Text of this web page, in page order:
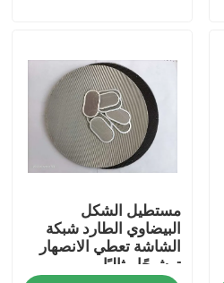
مستطيل الشكل
البيضاوي الطارد شبكة
الشاشة تعطي الانصهار
ترشيحًا مثاليًا